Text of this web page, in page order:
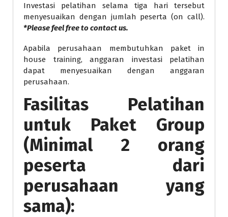
Investasi pelatihan selama tiga hari tersebut
menyesuaikan dengan jumlah peserta (on call).
*Please feel free to contact us.
Apabila perusahaan membutuhkan paket in
house training, anggaran investasi pelatihan
dapat menyesuaikan dengan anggaran
perusahaan.
Fasilitas Pelatihan
untuk Paket Group
(Minimal 2 orang
peserta dari
perusahaan yang
sama):